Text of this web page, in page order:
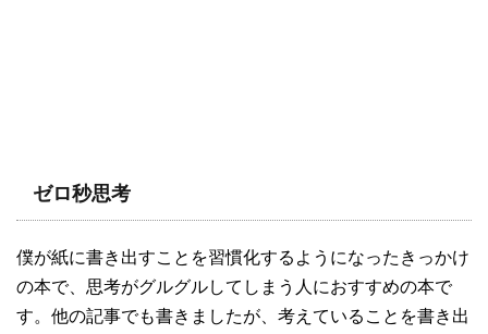
ゼロ秒思考
僕が紙に書き出すことを習慣化するようになったきっかけ
の本で、思考がグルグルしてしまう人におすすめの本で
す。他の記事でも書きましたが、考えていることを書き出